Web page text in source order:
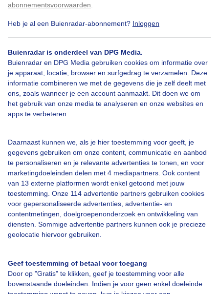
abonnementsvoorwaarden
Heb je al een Buienradar-abonnement? Inloggen
Buienradar is onderdeel van DPG Media.
Buienradar en DPG Media gebruiken cookies om informatie over
je apparaat, locatie, browser en surfgedrag te verzamelen. Deze
informatie combineren we met de gegevens die je zelf deelt met
ons, zoals wanneer je een account aanmaakt. Dit doen we om
het gebruik van onze media te analyseren en onze websites en
apps te verbeteren.
Daarnaast kunnen we, als je hier toestemming voor geeft, je
gegevens gebruiken om onze content, communicatie en aanbod
te personaliseren en je relevante advertenties te tonen, en voor
marketingdoeleinden delen met 4 mediapartners. Ook content
van 13 externe platformen wordt enkel getoond met jouw
toestemming. Onze 114 advertentie partners gebruiken cookies
voor gepersonaliseerde advertenties, advertentie- en
contentmetingen, doelgroepenonderzoek en ontwikkeling van
diensten. Sommige advertentie partners kunnen ook je precieze
geolocatie hiervoor gebruiken.
Geef toestemming of betaal voor toegang
Door op "Gratis" te klikken, geef je toestemming voor alle
bovenstaande doeleinden. Indien je voor geen enkel doeleinde
Door: Elvis Rademaker Gemaakt: 16-01-2020, 258x bekeken
Chemtrails Zonnig -strand
Bekijk slideshow
Een moment geduld aub...
Over Buienradar
Bedrijfsgegevens
Veelgestelde vragen